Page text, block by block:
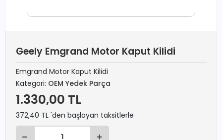
Geely Emgrand Motor Kaput Kilidi
Emgrand Motor Kaput Kilidi
Kategori: OEM Yedek Parça
1.330,00 TL
372,40 TL 'den başlayan taksitlerle